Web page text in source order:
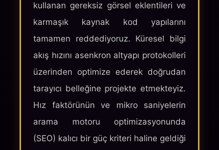
kullanan gereksiz görsel eklentileri ve
karmaşık kaynak kod yapılarını
tamamen reddediyoruz. Küresel bilgi
akış hızını asenkron altyapı protokolleri
üzerinden optimize ederek doğrudan
tarayıcı belleğine projekte etmekteyiz.
Hız faktörünün ve mikro saniyelerin
arama motoru optimizasyonunda
(SEO) kalıcı bir güç kriteri haline geldiği